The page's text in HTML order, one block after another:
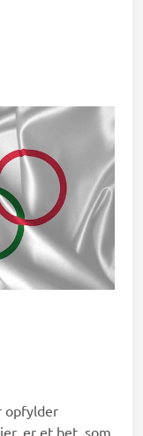
opfylder
er et bet, som